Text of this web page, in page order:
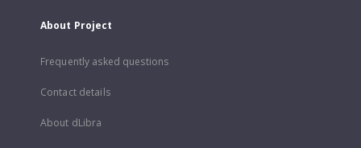
About Project
Frequently asked questions
Contact details
About dLibra